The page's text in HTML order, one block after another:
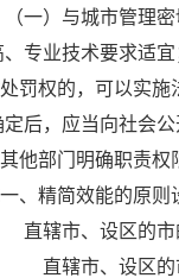
一）与城市管理
、专业技术要
罚权的，可以实
后，应当向社会
其他部门明确
一、精简效能的
辖市、设区的市
直辖市、设区的